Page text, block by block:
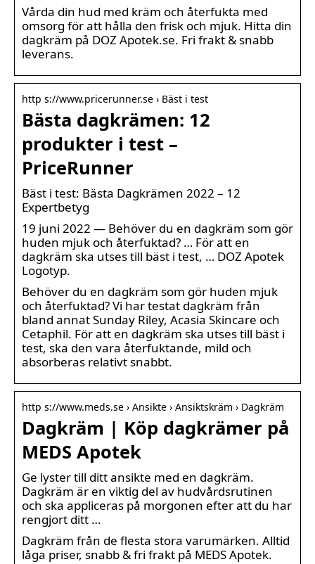
Vårda din hud med kräm och återfukta med
omsorg för att hålla den frisk och mjuk. Hitta din
dagkräm på DOZ Apotek.se. Fri frakt & snabb
leverans.
http s://www.pricerunner.se › Bäst i test
Bästa dagkrämen: 12
produkter i test –
PriceRunner
Bäst i test: Bästa Dagkrämen 2022 – 12
Expertbetyg
19 juni 2022 — Behöver du en dagkräm som gör
huden mjuk och återfuktad? … För att en
dagkräm ska utses till bäst i test, … DOZ Apotek
Logotyp.
Behöver du en dagkräm som gör huden mjuk
och återfuktad? Vi har testat dagkräm från
bland annat Sunday Riley, Acasia Skincare och
Cetaphil. För att en dagkräm ska utses till bäst i
test, ska den vara återfuktande, mild och
absorberas relativt snabbt.
http s://www.meds.se › Ansikte › Ansiktskräm › Dagkräm
Dagkräm | Köp dagkrämer på
MEDS Apotek
Ge lyster till ditt ansikte med en dagkräm.
Dagkräm är en viktig del av hudvårdsrutinen
och ska appliceras på morgonen efter att du har
rengjort ditt …
Dagkräm från de flesta stora varumärken. Alltid
låga priser, snabb & fri frakt på MEDS Apotek.